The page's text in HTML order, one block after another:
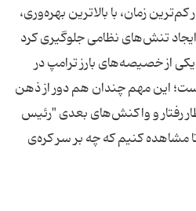
زمان، با بالاترین بهره‌وری،
ایجاد تنش‌های نظامی جلوگیری کرد
از خصیصه‌های بارز ترامپ در
این مهم چندان هم دور از ذهن
رفتار و واکنش‌های بعدی "رئیس
کنیم که چه بر سر کره‌ی